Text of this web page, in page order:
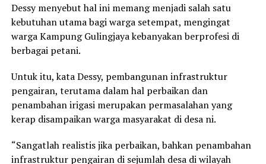
Dessy menyebut hal ini memang menjadi salah satu
kebutuhan utama bagi warga setempat, mengingat
warga Kampung Gulingjaya kebanyakan berprofesi di
berbagai petani.
Untuk itu, kata Dessy, pembangunan infrastruktur
pengairan, terutama dalam hal perbaikan dan
penambahan irigasi merupakan permasalahan yang
kerap disampaikan warga masyarakat di desa ni.
“Sangatlah realistis jika perbaikan, bahkan penambahan
infrastruktur pengairan di sejumlah desa di wilayah